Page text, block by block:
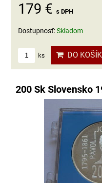
179 € s DPH
Dostupnosť:Skladom
ks DO
200 Sk Slovensko